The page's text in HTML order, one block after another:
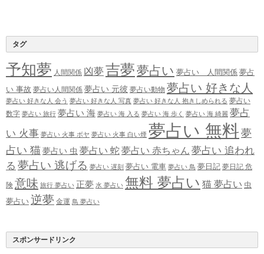
タグ
予知夢 人間関係 凶夢 吉夢夢占い 夢占い 人間関係 夢占
い 事故 夢占い人間関係 夢占い 元彼 夢占い動物 夢占い 好きな人
夢占い 好きな人 会う 夢占い 好きな人 写真 夢占い 好きな人 抱きしめられる 夢占い
数字 夢占い 旅行 夢占い 海 夢占い 海 入る 夢占い 海 歩く 夢占い 海 綺麗 夢占
い 火事 夢占い 火事 ボヤ 夢占い 火事 白い煙 夢占い 無料 夢
占い 猫夢占い 虫 夢占い 蛇夢占い 赤ちゃん 夢占い 追われ
る 夢占い 逃げる 夢占い 遅刻 夢占い 電車 夢占い 鳥 夢日記 夢日記 危
険 意味 旅行 夢占い 正夢 水 夢占い 無料 夢占い 猫 夢占い 虫
夢占い 逆夢 金運 鳥 夢占い
スポンサードリンク